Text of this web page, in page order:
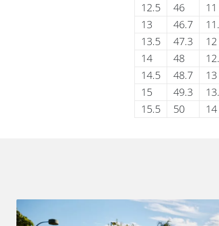
12.5
13
13.5
14
14.5
15
15.5
46
46.7
47.3
48
48.7
49.3
50
11
12
13
14